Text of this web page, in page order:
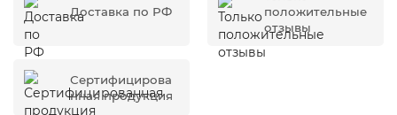
Доставка по РФ
положительные
отзывы
Сертифицирова
нная продукция